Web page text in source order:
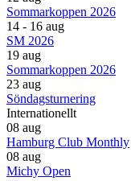
Sommarkoppen 2026
14 - 16 aug
SM 2026
19 aug
Sommarkoppen 2026
23 aug
Söndagsturnering
Internationellt
08 aug
Hamburg Club Monthly
08 aug
Michy Open